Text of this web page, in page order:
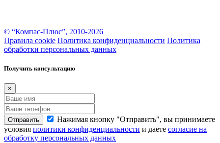
© “Компас-Плюс”, 2010-2026
Правила cookie Политика конфиденциальности Политика
обработки персональных данных
Получить консультацию
×
Отправить
Нажимая кнопку "Отправить", вы принимаете
условия политики конфиденциальности и даете согласие на
обработку персональных данных